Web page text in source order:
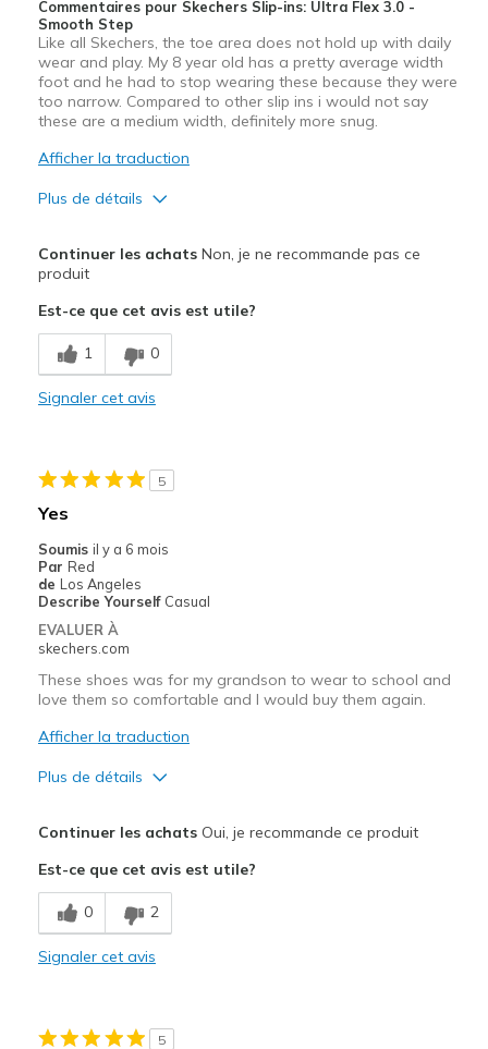
Commentaires pour Skechers Slip-ins: Ultra Flex 3.0 -
Smooth Step
Like all Skechers, the toe area does not hold up with daily
wear and play. My 8 year old has a pretty average width
foot and he had to stop wearing these because they were
too narrow. Compared to other slip ins i would not say
these are a medium width, definitely more snug.
Afficher la traduction
Plus de détails
Sizing
Feels true to size
Continuer les achatsNon, je ne recommande pas ce
produit
Est-ce que cet avis est utile?
1 0
Signaler cet avis
5
Yes
Soumis il y a 6 mois
Par Red
de Los Angeles
Describe Yourself Casual
EVALUER À
skechers.com
These shoes was for my grandson to wear to school and
love them so comfortable and I would buy them again.
Afficher la traduction
Plus de détails
Breathe Well
Comfortable
Continuer les achatsOui, je recommande ce produit
Est-ce que cet avis est utile?
0 2
Signaler cet avis
5